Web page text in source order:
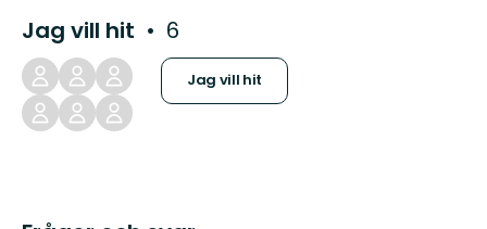
Jag vill hit 6
Jag vill hit